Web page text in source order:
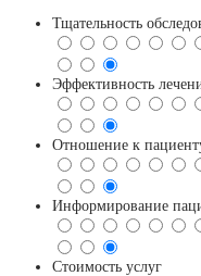
Тщательность
Эффективность
Отношение к
Информирование
Стоимость услуг